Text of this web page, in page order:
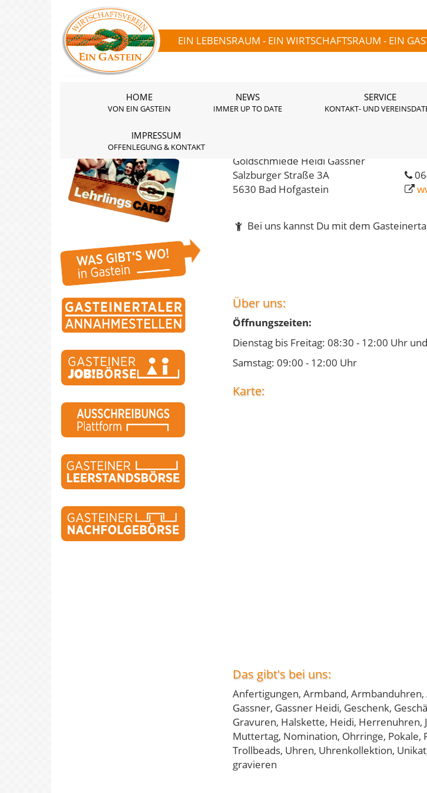
EIN LEBENSRAUM - EIN WIRTSCHAFTSRAUM - EIN
HOME
VON EIN GASTEIN
NEWS
IMMER UP TO DATE
SERVICE
KONTAKT- UND
IMPRESSUM
OFFENLEGUNG & KONTAKT
Goldschmiede Heidi Gassner
Salzburger Straße 3A
5630 Bad Hofgastein
Bei uns kannst Du mit dem
Über uns:
Öffnungszeiten:
Dienstag bis Freitag: 08:30 - 12:00 Uhr
Samstag: 09:00 - 12:00 Uhr
Karte:
Das gibt's bei uns:
Anfertigungen, Armband, Armbanduhren,
Gassner, Gassner Heidi, Geschenk,
Gravuren, Halskette, Heidi, Herrenuhren,
Muttertag, Nomination, Ohrringe, Pokale,
Trollbeads, Uhren, Uhrenkollektion,
gravieren